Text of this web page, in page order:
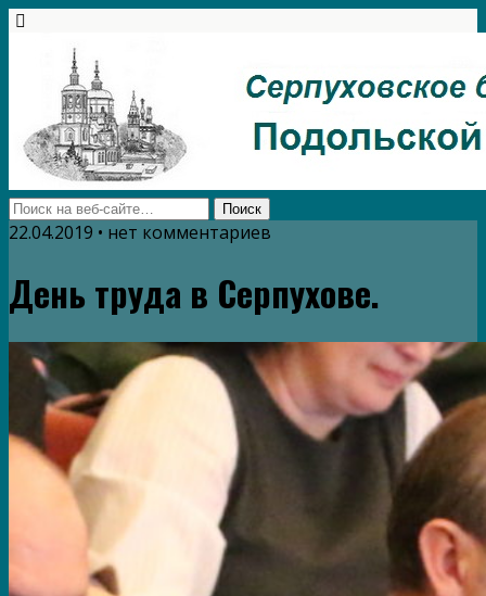
22.04.2019 • нет комментариев
День труда в Серпухове.